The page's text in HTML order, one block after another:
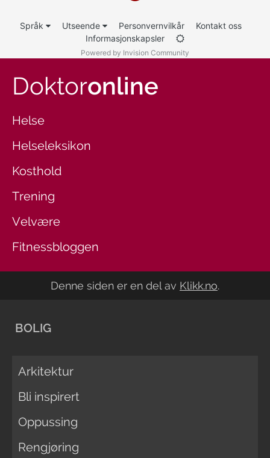
Språk Utseende Personvernvilkår
Kontakt oss
Informasjonskapsler
Powered by Invision Community
Doktoronline
Helse
Helseleksikon
Kosthold
Trening
Velvære
Fitnessbloggen
Denne siden er en del av Klikk.no.
BOLIG
Arkitektur
Bli inspirert
Oppussing
Rengjøring